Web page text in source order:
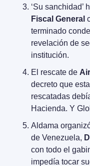
Fiscal General
terminado
revelación de
institución.
El rescate de
decreto que
rescatadas
Hacienda. Y
Aldama
de Venezuela,
con todo el
impedía tocar